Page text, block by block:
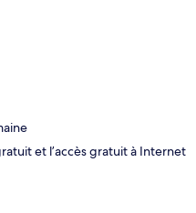
et l’accès gratuit à Internet